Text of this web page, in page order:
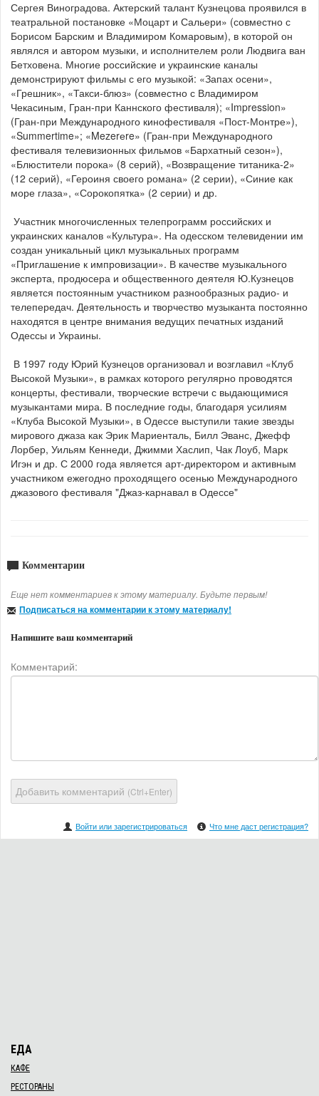
Сергея Виноградова. Актерский талант Кузнецова проявился в
театральной постановке «Моцарт и Сальери» (совместно с
Борисом Барским и Владимиром Комаровым), в которой он
являлся и автором музыки, и исполнителем роли Людвига ван
Бетховена. Многие российские и украинские каналы
демонстрируют фильмы с его музыкой: «Запах осени»,
«Грешник», «Такси-блюз» (совместно с Владимиром
Чекасиным, Гран-при Каннского фестиваля); «Impression»
(Гран-при Международного кинофестиваля «Пост-Монтре»),
«Summertime»; «Mezerеre» (Гран-при Международного
фестиваля телевизионных фильмов «Бархатный сезон»),
«Блюстители порока» (8 серий), «Возвращение титаника-2»
(12 серий), «Героиня своего романа» (2 серии), «Синие как
море глаза», «Сорокопятка» (2 серии) и др.
Участник многочисленных телепрограмм российских и
украинских каналов «Культура». На одесском телевидении им
создан уникальный цикл музыкальных программ
«Приглашение к импровизации». В качестве музыкального
эксперта, продюсера и общественного деятеля Ю.Кузнецов
является постоянным участником разнообразных радио- и
телепередач. Деятельность и творчество музыканта постоянно
находятся в центре внимания ведущих печатных изданий
Одессы и Украины.
В 1997 году Юрий Кузнецов организовал и возглавил «Клуб
Высокой Музыки», в рамках которого регулярно проводятся
концерты, фестивали, творческие встречи с выдающимися
музыкантами мира. В последние годы, благодаря усилиям
«Клуба Высокой Музыки», в Одессе выступили такие звезды
мирового джаза как Эрик Мариенталь, Билл Эванс, Джефф
Лорбер, Уильям Кеннеди, Джимми Хаслип, Чак Лоуб, Марк
Игэн и др. С 2000 года является арт-директором и активным
участником ежегодно проходящего осенью Международного
джазового фестиваля "Джаз-карнавал в Одессе"
Комментарии
Еще нет комментариев к этому материалу. Будьте первым!
Подписаться на комментарии к этому материалу!
Напишите ваш комментарий
Комментарий:
Добавить комментарий (Ctrl+Enter)
Войти или зарегистрироваться Что мне даст регистрация?
ЕДА
КАФЕ
РЕСТОРАНЫ